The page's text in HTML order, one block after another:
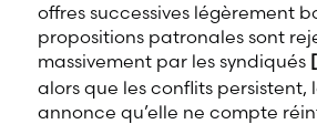
offres successives légèrement
propositions patronales sont
massivement par les syndiqués
alors que les conflits persistent,
annonce qu’elle ne compte